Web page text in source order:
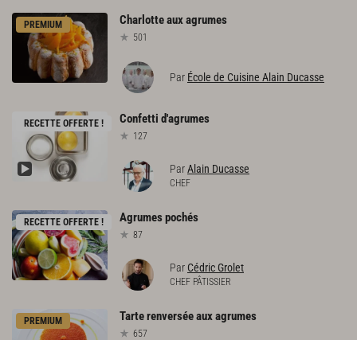
PREMIUM Charlotteauxagrumes
501
Par École de Cuisine Alain Ducasse
RECETTE OFFERTE ! Confetti d'agrumes
127
ParAlain Ducasse
CHEF
RECETTE OFFERTE ! Agrumespochés
87
Par Cédric Grolet
CHEF PÂTISSIER
PREMIUM Tarterenverséeauxagrumes
657